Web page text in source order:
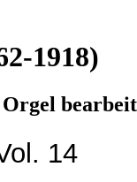
1918)
14